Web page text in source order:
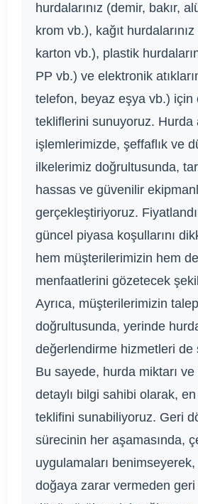
hurdalarınız (demir, bakır,
krom vb.), kağıt
karton vb.), plastik
PP vb.) ve elektronik
telefon, beyaz eşya vb.) için
tekliflerini sunuyoruz. Hurda
işlemlerimizde, şeffaflık ve
ilkelerimiz doğrultusunda,
hassas ve güvenilir
gerçekleştiriyoruz.
güncel piyasa koşullarını
hem müşterilerimizin hem de
menfaatlerini gözetecek
Ayrıca, müşterilerimizin
doğrultusunda, yerinde
değerlendirme hizmetleri de
Bu sayede, hurda miktarı ve
detaylı bilgi sahibi olarak,
teklifini sunabiliyoruz. Geri
sürecinin her aşamasında,
uygulamaları benimseyerek,
doğaya zarar vermeden geri